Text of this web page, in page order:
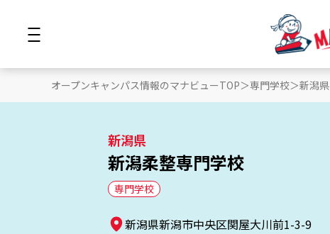
オープンキャンパス情報のマナビューTOP 専門学校 新潟県
新潟県
新潟柔整専門学校
専門学校
新潟県新潟市中央区関屋大川前1-3-9